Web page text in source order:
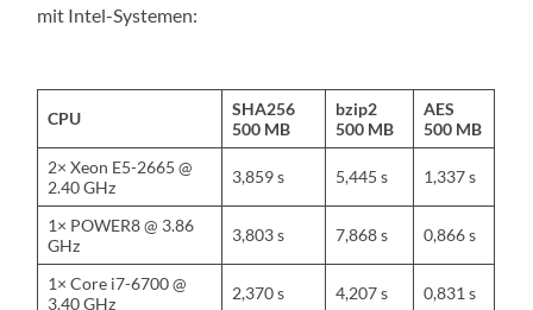
mit Intel-Systemen:
CPU
SHA256
500 MB
bzip2
500 MB
AES
500 MB
2× Xeon E5-2665 @
2.40 GHz
3,859 s 5,445 s 1,337 s
1× POWER8 @ 3.86
GHz
3,803 s 7,868 s 0,866 s
1× Core i7-6700 @
3.40 GHz
2,370 s 4,207 s 0,831 s